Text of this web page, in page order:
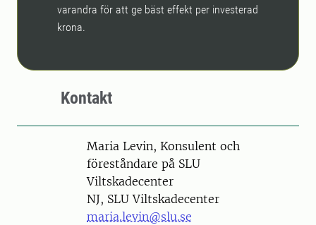
varandra för att ge bäst effekt per investerad
krona.
Kontakt
PersonMaria Levin, Konsulent och
föreståndare på SLU
Viltskadecenter
NJ, SLU Viltskadecenter
maria.levin@slu.se